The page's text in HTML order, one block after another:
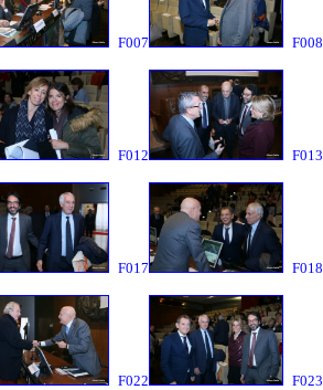
F007 F008
F012 F013
F017 F018
F022 F023